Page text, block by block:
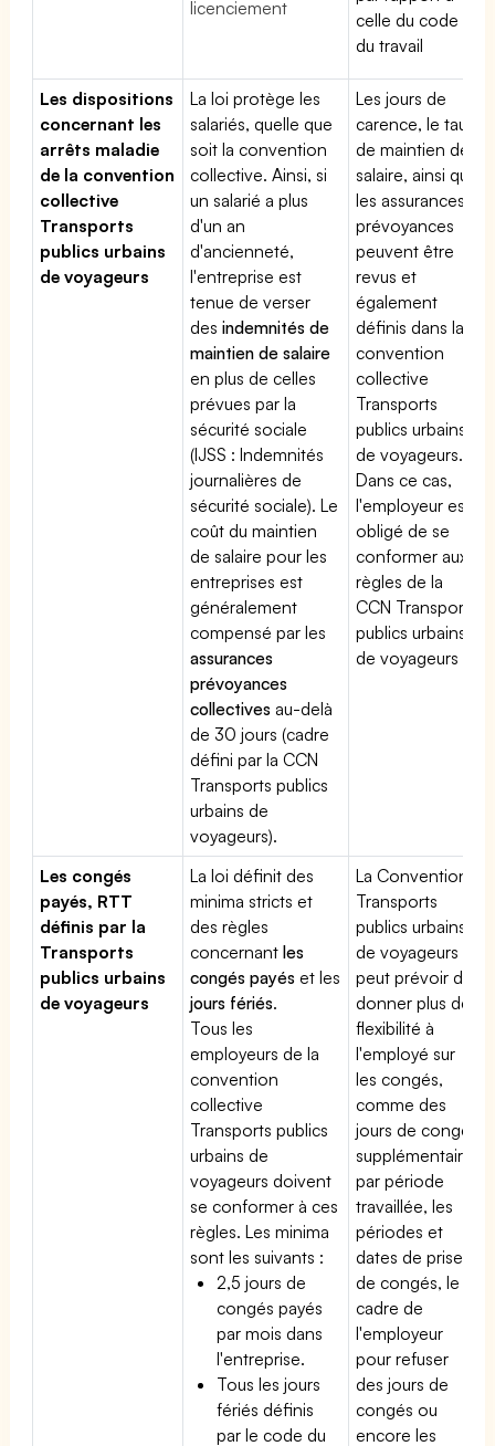
licenciement
celle du code
du travail
Les dispositions
concernant les
arrêts maladie
de la convention
collective
Transports
publics urbains
de voyageurs
La loi protège les
salariés, quelle que
soit la convention
collective. Ainsi, si
un salarié a plus
d'un an
d'ancienneté,
l'entreprise est
tenue de verser
desindemnités de
maintien de salaire
en plus de celles
prévues par la
sécurité sociale
(IJSS : Indemnités
journalières de
sécurité sociale). Le
coût du maintien
de salaire pour les
entreprises est
généralement
compensé par les
assurances
prévoyances
collectives au-delà
de 30 jours (cadre
défini par la CCN
Transports publics
urbains de
voyageurs).
Les jours de
carence, le taux
de maintien de
salaire, ainsi que
les assurances
prévoyances
peuvent être
revus et
également
définis dans la
convention
collective
Transports
publics urbains
de voyageurs.
Dans ce cas,
l'employeur est
obligé de se
conformer aux
règles de la
CCN Transports
publics urbains
de voyageurs
Les congés
payés, RTT
définis par la
Transports
publics urbains
de voyageurs
La loi définit des
minima stricts et
des règles
concernantles
congés payés et les
jours fériés.
Tous les
employeurs de la
convention
collective
Transports publics
urbains de
voyageurs doivent
se conformer à ces
règles. Les minima
sont les suivants :
2,5 jours de
congés payés
par mois dans
l'entreprise.
Tous les jours
fériés définis
par le code du
La Convention
Transports
publics urbains
de voyageurs
peut prévoir de
donner plus de
flexibilité à
l'employé sur
les congés,
comme des
jours de congé
supplémentaires
par période
travaillée, les
périodes et
dates de prise
de congés, le
cadre de
l'employeur
pour refuser
des jours de
congés ou
encore les